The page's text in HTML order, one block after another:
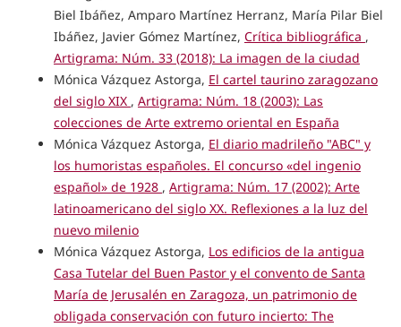
Biel Ibáñez, Amparo Martínez Herranz, María Pilar Biel
Ibáñez, Javier Gómez Martínez, Crítica bibliográfica ,
Artigrama: Núm. 33 (2018): La imagen de la ciudad
Mónica Vázquez Astorga, El cartel taurino zaragozano
del siglo XIX , Artigrama: Núm. 18 (2003): Las
colecciones de Arte extremo oriental en España
Mónica Vázquez Astorga, El diario madrileño "ABC" y
los humoristas españoles. El concurso «del ingenio
español» de 1928 , Artigrama: Núm. 17 (2002): Arte
latinoamericano del siglo XX. Reflexiones a la luz del
nuevo milenio
Mónica Vázquez Astorga, Los edificios de la antigua
Casa Tutelar del Buen Pastor y el convento de Santa
María de Jerusalén en Zaragoza, un patrimonio de
obligada conservación con futuro incierto: The